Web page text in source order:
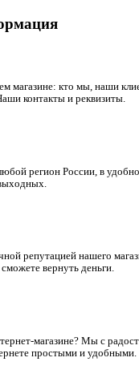
магазине: кто мы, наши
контакты и реквизиты.
регион России, в
репутацией нашего
вернуть деньги.
магазине? Мы с
простыми и удобными.